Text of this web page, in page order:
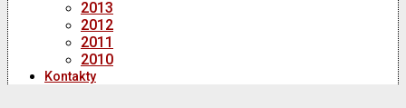
2013
2012
2011
2010
Kontakty